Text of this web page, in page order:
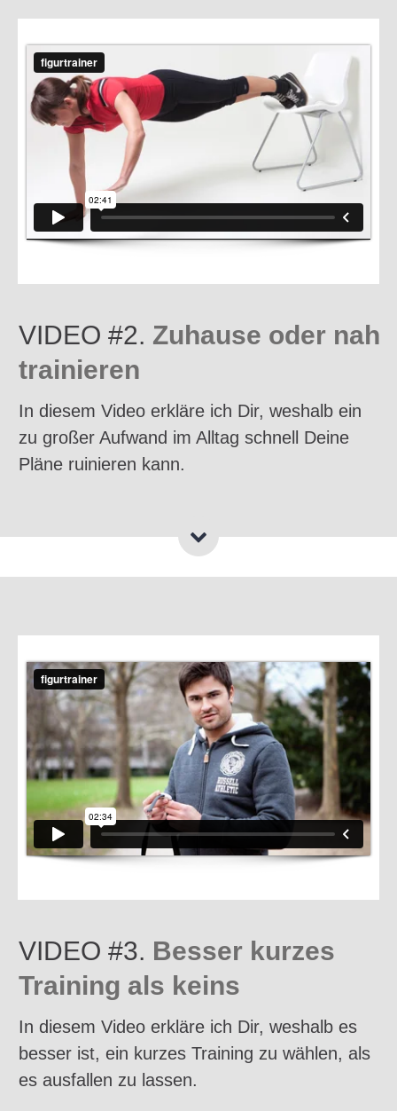
VIDEO #2. Zuhause oder nah
trainieren
In diesem Video erkläre ich Dir, weshalb ein
zu großer Aufwand im Alltag schnell Deine
Pläne ruinieren kann.
VIDEO #3. Besser kurzes
Training als keins
In diesem Video erkläre ich Dir, weshalb es
besser ist, ein kurzes Training zu wählen, als
es ausfallen zu lassen.